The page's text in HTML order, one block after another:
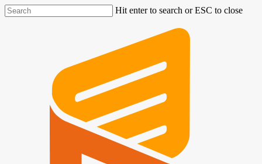
Hit enter to search or ESC to close